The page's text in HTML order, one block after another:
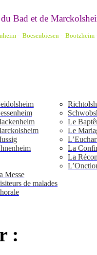
Bad et de
- Boesenbiesen -
Le
Le
La
La
Messe
de malades
: